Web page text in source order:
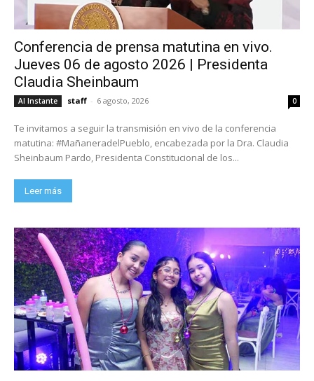
Conferencia de prensa matutina en vivo.
Jueves 06 de agosto 2026 | Presidenta
Claudia Sheinbaum
Al Instante staff - 6 agosto, 2026 0
Te invitamos a seguir la transmisión en vivo de la conferencia
matutina: #MañaneradelPueblo, encabezada por la Dra. Claudia
Sheinbaum Pardo, Presidenta Constitucional de los...
Leer más